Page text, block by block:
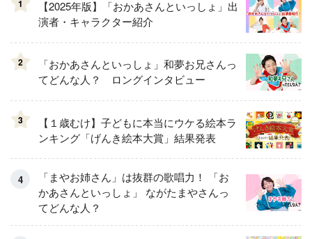
1
【2025年版】「おかあさんといっしょ」出
演者・キャラクター紹介
2
「おかあさんといっしょ」和夢お兄さんっ
てどんな人？ ロングインタビュー
3
【１歳むけ】子どもに本当にウケる絵本ラ
ンキング「げんき絵本大賞」結果発表
「まやお姉さん」は抜群の歌唱力！ 「お
かあさんといっしょ」 ながたまやさんっ
てどんな人？